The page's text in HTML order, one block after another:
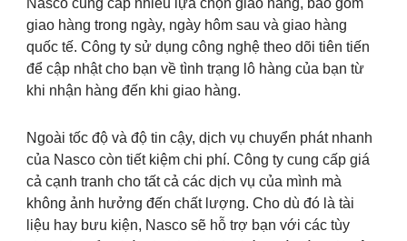
Nasco cung cấp nhiều lựa chọn giao hàng, bao gồm
giao hàng trong ngày, ngày hôm sau và giao hàng
quốc tế. Công ty sử dụng công nghệ theo dõi tiên tiến
để cập nhật cho bạn về tình trạng lô hàng của bạn từ
khi nhận hàng đến khi giao hàng.
Ngoài tốc độ và độ tin cậy, dịch vụ chuyển phát nhanh
của Nasco còn tiết kiệm chi phí. Công ty cung cấp giá
cả cạnh tranh cho tất cả các dịch vụ của mình mà
không ảnh hưởng đến chất lượng. Cho dù đó là tài
liệu hay bưu kiện, Nasco sẽ hỗ trợ bạn với các tùy